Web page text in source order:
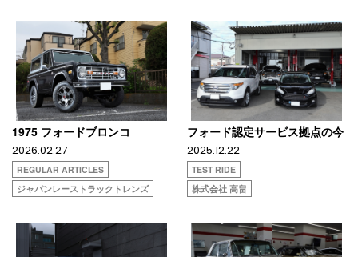
1975 フォードブロンコ
2026.02.27
REGULAR ARTICLES
ジャパンレーストラックトレンズ
フォード認定サービス拠点の今
2025.12.22
TEST RIDE
株式会社 高畠